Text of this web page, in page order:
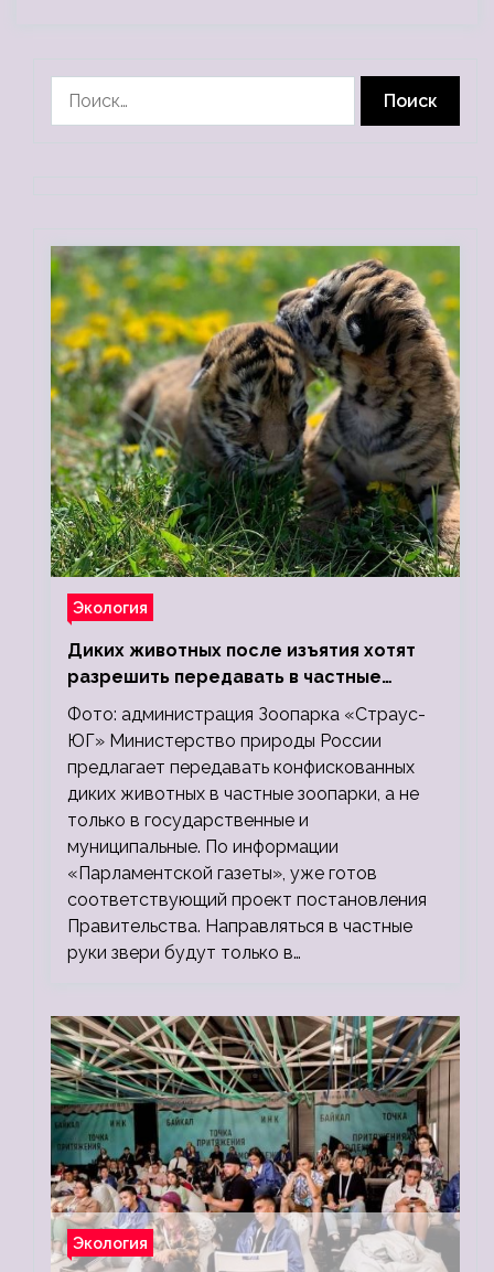
Экология
Диких животных после изъятия хотят
разрешить передавать в частные
зоопарки
Фото: администрация Зоопарка «Страус-
ЮГ» Министерство природы России
предлагает передавать конфискованных
диких животных в частные зоопарки, а не
только в государственные и
муниципальные. По информации
«Парламентской газеты», уже готов
соответствующий проект постановления
Правительства. Направляться в частные
руки звери будут только в…
Экология